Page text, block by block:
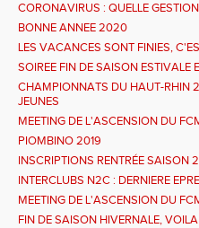
CORONAVIRUS : QUELLE
BONNE ANNEE 2020
LES VACANCES SONT FINIES,
SOIREE FIN DE SAISON ESTIVALE
CHAMPIONNATS DU HAUT-RHIN
JEUNES
MEETING DE L'ASCENSION DU
PIOMBINO 2019
INSCRIPTIONS RENTRÉE SAISON
INTERCLUBS N2C : DERNIERE
MEETING DE L'ASCENSION DU
FIN DE SAISON HIVERNALE,